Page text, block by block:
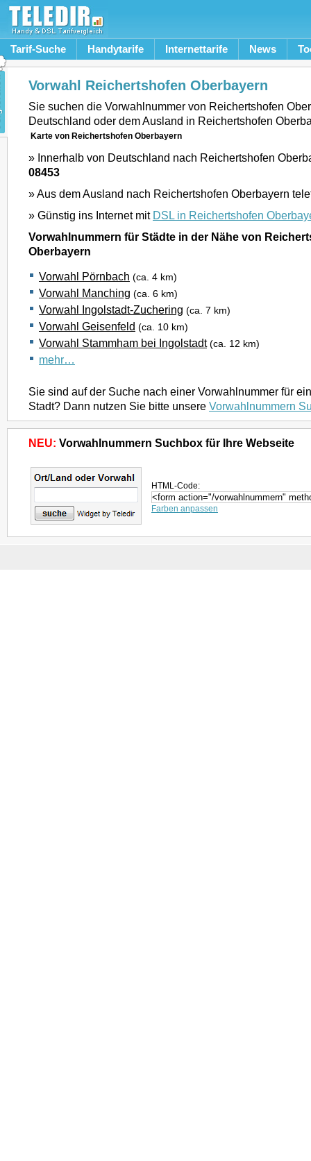
Tarif-Suche Handytarife Internettarife News
Vorwahl Reichertshofen Oberbayern
Sie suchen die Vorwahlnummer von Reichertshofen
Deutschland oder dem Ausland in Reichertshofen
Karte von Reichertshofen Oberbayern
» Innerhalb von Deutschland nach Reichertshofen
08453
» Aus dem Ausland nach Reichertshofen Oberbayern
» Günstig ins Internet mit DSL in Reichertshofen
Vorwahlnummern für Städte in der Nähe von
Oberbayern
Vorwahl Pörnbach (ca. 4 km)
Vorwahl Manching (ca. 6 km)
Vorwahl Ingolstadt-Zuchering (ca. 7 km)
Vorwahl Geisenfeld (ca. 10 km)
Vorwahl Stammham bei Ingolstadt (ca. 12 km)
mehr…
Sie sind auf der Suche nach einer Vorwahlnummer für
Stadt? Dann nutzen Sie bitte unsere Vorwahlnummern
NEU: Vorwahlnummern Suchbox für Ihre Webseite
HTML-Code:
Farben anpassen